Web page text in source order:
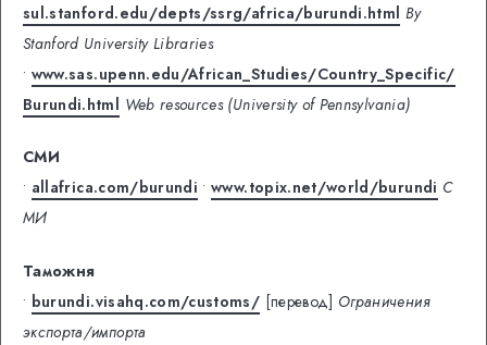
sul.stanford.edu/depts/ssrg/africa/burundi.html By
Stanford University Libraries
• www.sas.upenn.edu/African_Studies/Country_Specific/
Burundi.html Web resources (University of Pennsylvania)
СМИ
• allafrica.com/burundi •www.topix.net/world/burundi С
МИ
Таможня
• burundi.visahq.com/customs/ [перевод] Ограничения
экспорта/импорта